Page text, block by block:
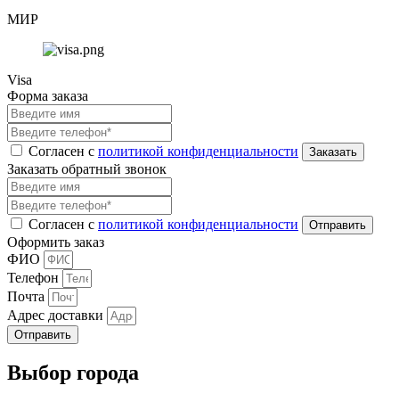
МИР
Visa
Форма заказа
Согласен с политикой конфиденциальности
Заказать обратный звонок
Согласен с политикой конфиденциальности
Оформить заказ
ФИО
Телефон
Почта
Адрес доставки
Отправить
Выбор города